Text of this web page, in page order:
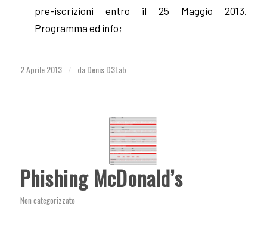
pre-iscrizioni entro il 25 Maggio 2013.
Programma ed info;
2 Aprile 2013 / daDenis D3Lab
Phishing McDonald’s
Non categorizzato